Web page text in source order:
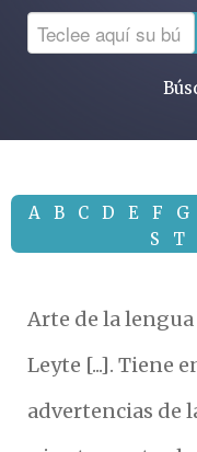
A B C D E F G
S
T
Arte de la
Leyte [...]. Tiene
advertencias de